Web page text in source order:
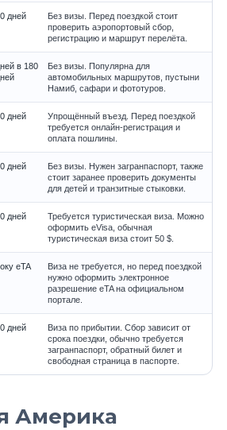
дней
Без визы. Перед поездкой стоит
проверить аэропортовый сбор,
регистрацию и маршрут перелёта.
в 180
Без визы. Популярна для
автомобильных маршрутов, пустыни
Намиб, сафари и фототуров.
дней
Упрощённый въезд. Перед поездкой
требуется онлайн-регистрация и
оплата пошлины.
дней
Без визы. Нужен загранпаспорт, также
стоит заранее проверить документы
для детей и транзитные стыковки.
дней
Требуется туристическая виза. Можно
оформить eVisa, обычная
туристическая виза стоит 50 $.
eTA
Виза не требуется, но перед поездкой
нужно оформить электронное
разрешение eTA на официальном
портале.
дней
Виза по прибытии. Сбор зависит от
срока поездки, обычно требуется
загранпаспорт, обратный билет и
свободная страница в паспорте.
Америка